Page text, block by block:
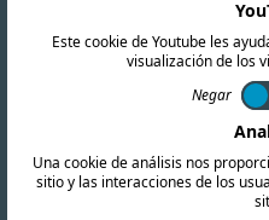
actualizada
Este cookie de Youtube les
visualización de los
Negar
Una cookie de análisis nos
sitio y las interacciones de los